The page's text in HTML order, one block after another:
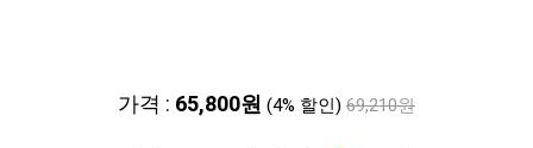
가격 : 65,800원 (4% 할인) 69,210원